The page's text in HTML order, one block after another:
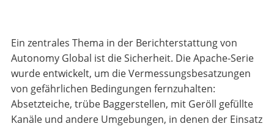
Ein zentrales Thema in der Berichterstattung von
Autonomy Global ist die Sicherheit. Die Apache-Serie
wurde entwickelt, um die Vermessungsbesatzungen
von gefährlichen Bedingungen fernzuhalten:
Absetzteiche, trübe Baggerstellen, mit Geröll gefüllte
Kanäle und andere Umgebungen, in denen der Einsatz